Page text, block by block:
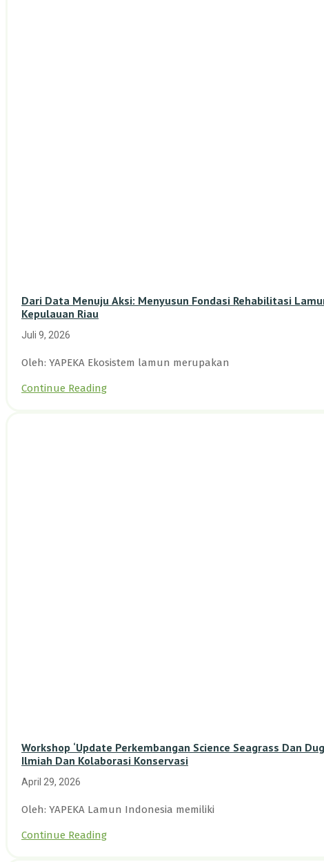
Dari Data Menuju Aksi: Menyusun Fondasi Rehabilitasi
Kepulauan Riau
Juli 9, 2026
Oleh: YAPEKA Ekosistem lamun merupakan
Continue Reading
Workshop ‘Update Perkembangan Science Seagrass Dan
Ilmiah Dan Kolaborasi Konservasi
April 29, 2026
Oleh: YAPEKA Lamun Indonesia memiliki
Continue Reading